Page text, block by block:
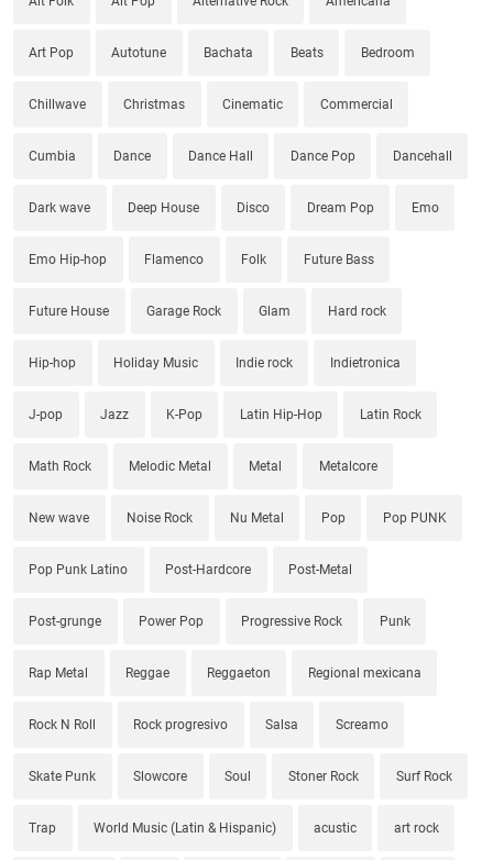
Art Pop Autotune Bachata Beats Bedroom
Chillwave Christmas Cinematic Commercial
Cumbia Dance Dance Hall Dance Pop Dancehall
Dark wave Deep House Disco Dream Pop Emo
Emo Hip-hop Flamenco Folk Future Bass
Future House Garage Rock Glam Hard rock
Hip-hop Holiday Music Indie rock Indietronica
J-pop Jazz K-Pop Latin Hip-Hop Latin Rock
Math Rock Melodic Metal Metal Metalcore
New wave Noise Rock Nu Metal Pop Pop PUNK
Pop Punk Latino Post-Hardcore Post-Metal
Post-grunge Power Pop Progressive Rock Punk
Rap Metal Reggae Reggaeton Regional mexicana
Rock N Roll Rock progresivo Salsa Screamo
Skate Punk Slowcore Soul Stoner Rock Surf Rock
Trap World Music (Latin & Hispanic) acustic art rock